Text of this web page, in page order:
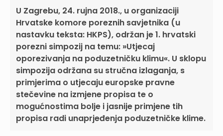
U Zagrebu, 24. rujna 2018., u organizaciji
Hrvatske komore poreznih savjetnika (u
nastavku teksta: HKPS), održan je 1. hrvatski
porezni simpozij na temu: »Utjecaj
oporezivanja na poduzetničku klimu«. U sklopu
simpozija održana su stručna izlaganja, s
primjerima o utjecaju europske pravne
stečevine na izmjene propisa te o
mogućnostima bolje i jasnije primjene tih
propisa radi unaprjeđenja poduzetničke klime.